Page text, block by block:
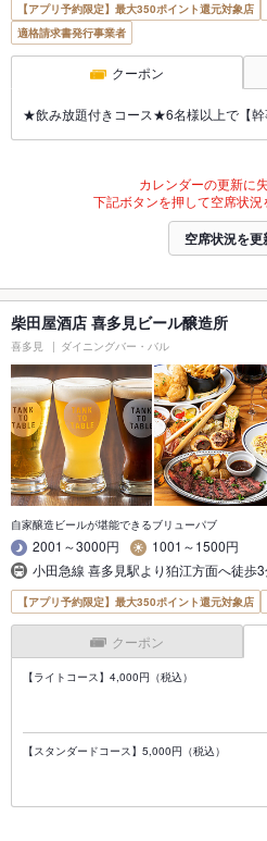
【アプリ予約限定】最大350ポイント還元対象店
適格請求書発行事業者
クーポン
★飲み放題付きコース★6名様以上で【幹
カレンダーの更新に
下記ボタンを押して空席状況
空席状況を更
柴田屋酒店 喜多見ビール醸造所
喜多見 ダイニングバー・バル
自家醸造ビールが堪能できるブリューパブ
2001～3000円
1001～1500円
小田急線 喜多見駅より狛江方面へ徒歩
【アプリ予約限定】最大350ポイント還元対象店
クーポン
【ライトコース】4,000円（税込）
【スタンダードコース】5,000円（税込）